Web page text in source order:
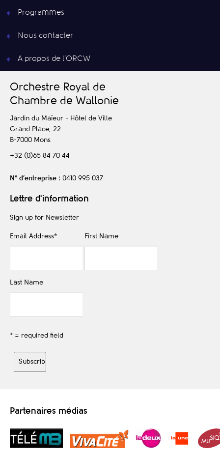
Programmes
Nous contacter
A propos de l’ORCW
Orchestre Royal de
Chambre de Wallonie
Jardin du Maïeur - Hôtel de Ville
Grand Place, 22
B-7000 Mons
+32 (0)65 84 70 44
N° d’entreprise : 0410 995 037
Lettre d'information
Sign up for Newsletter
Email Address* First Name
Last Name
* = required field
Partenaires médias